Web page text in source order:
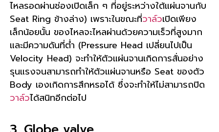
ไหลรอดผ่านช่องเปิดเล็ก ๆ ที่อยู่ระหว่างใต้แผ่นจานกับ
Seat Ring ข้างล่าง) เพราะในขณะที่วาล์วเปิดเพียง
เล็กน้อยนั้น ของไหลจะไหลผ่านด้วยความเร็วที่สูงมาก
และมีความดันที่ต่ำ (Pressure Head เปลี่ยนไปเป็น
Velocity Head) จะทำให้ตัวแผ่นจานเกิดการสั่นอย่าง
รุนแรงจนสามารถทำให้ตัวแผ่นจานหรือ Seat ของตัว
Body เองเกิดการสึกหรอได้ ซึ่งจะทำให้ไม่สามารถปิด
วาล์วได้สนิทอีกต่อไป